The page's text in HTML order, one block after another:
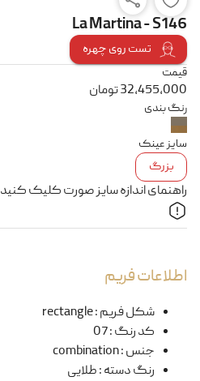
La Martina - S146
تست روی چهره
قیمت
32,455,000تومان
رنگ بندی
سایز عینک
بزرگ
راهنمای اندازه سایز صورت کلیک کنید
اطلاعات فریم
شکل فریم:
rectangle
کد رنگ:
07
جنس:
combination
رنگ دسته:طلایی